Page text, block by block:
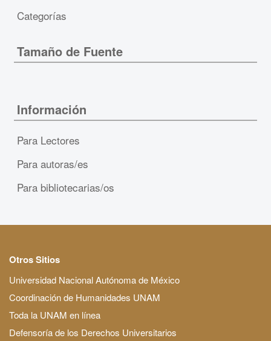
Categorías
Tamaño de Fuente
Información
Para Lectores
Para autoras/es
Para bibliotecarias/os
Otros Sitios
Universidad Nacional Autónoma de México
Coordinación de Humanidades UNAM
Toda la UNAM en línea
Defensoría de los Derechos Universitarios